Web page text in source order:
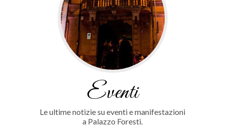
Eventi
Le ultime notizie su eventi e manifestazioni
a Palazzo Foresti.